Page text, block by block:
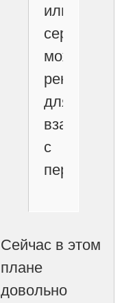
или
сервисы
можете
для
с
Сейчас в этом
плане
довольно